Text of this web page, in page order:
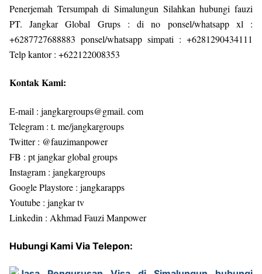
Penerjemah Tersumpah di Simalungun Silahkan hubungi fauzi
PT. Jangkar Global Grups : di no ponsel/whatsapp xl :
+6287727688883 ponsel/whatsapp simpati : +6281290434111
Telp kantor : +622122008353
Kontak Kami:
E-mail : jangkargroups@gmail. com
Telegram : t. me/jangkargroups
Twitter : @fauzimanpower
FB : pt jangkar global groups
Instagram : jangkargroups
Google Playstore : jangkarapps
Youtube : jangkar tv
Linkedin : Akhmad Fauzi Manpower
Hubungi Kami Via Telepon: